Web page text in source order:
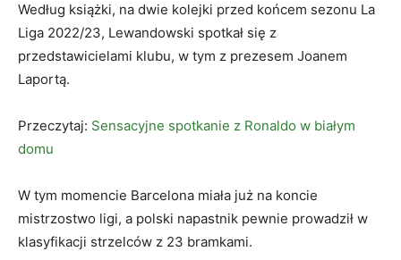
Według książki, na dwie kolejki przed końcem sezonu La
Liga 2022/23, Lewandowski spotkał się z
przedstawicielami klubu, w tym z prezesem Joanem
Laportą.
Przeczytaj: Sensacyjne spotkanie z Ronaldo w białym
domu
W tym momencie Barcelona miała już na koncie
mistrzostwo ligi, a polski napastnik pewnie prowadził w
klasyfikacji strzelców z 23 bramkami.